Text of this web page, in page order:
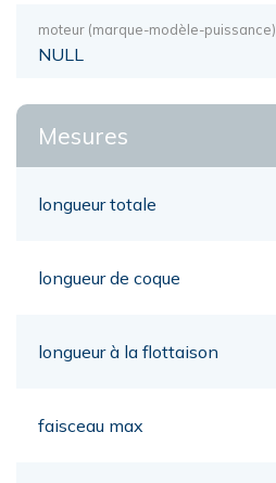
moteur (marque-modèle-puissance)
NULL
Mesures
longueur totale
longueur de coque
longueur à la flottaison
faisceau max